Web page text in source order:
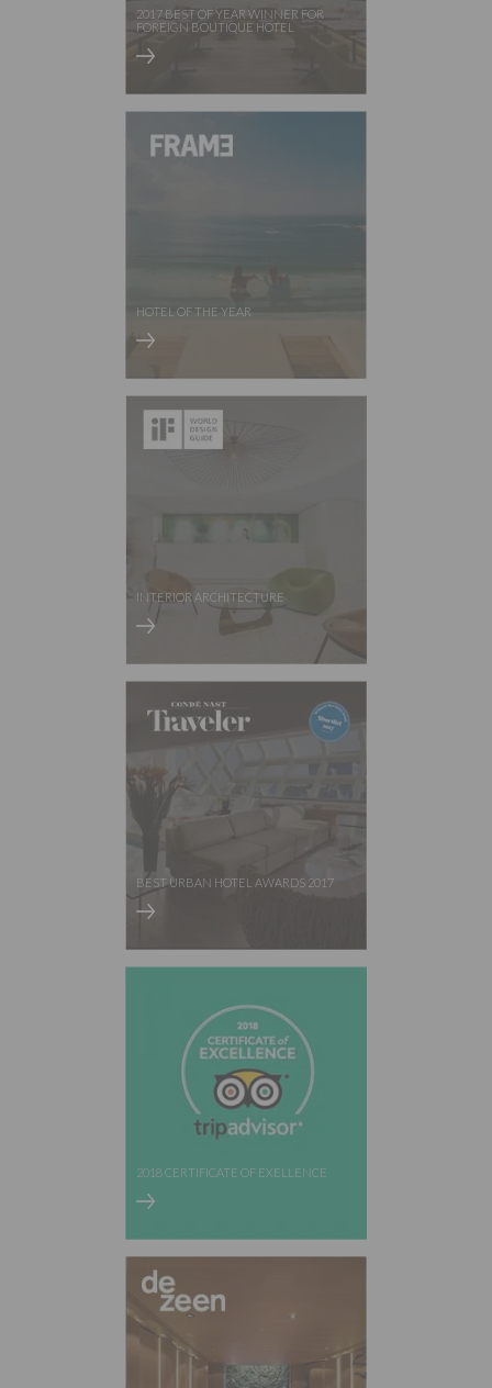
2017 BEST OF YEAR WINNER FOR
FOREIGN BOUTIQUE HOTEL
HOTEL OF THE YEAR
INTERIOR ARCHITECTURE
BEST URBAN HOTEL AWARDS 2017
2018 CERTIFICATE OF EXELLENCE